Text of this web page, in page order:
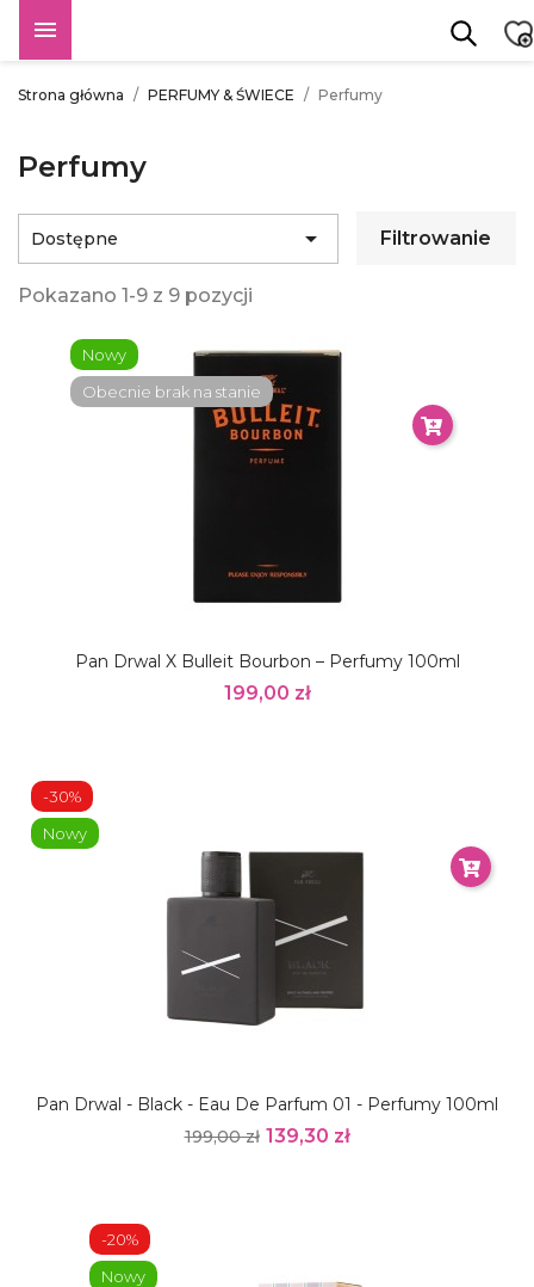

Strona główna PERFUMY & ŚWIECE Perfumy
Perfumy
Dostępne  Filtrowanie
Pokazano 1-9 z 9 pozycji
Pan Drwal X Bulleit Bourbon – Perfumy 100ml
199,00 zł
Nowy
Obecnie brak na stanie
Pan Drwal - Black - Eau De Parfum 01 - Perfumy 100ml
199,00 zł 139,30 zł
-30%
Nowy
-20%
Nowy